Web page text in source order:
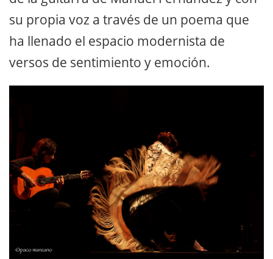
su propia voz a través de un poema que
ha llenado el espacio modernista de
versos de sentimiento y emoción.